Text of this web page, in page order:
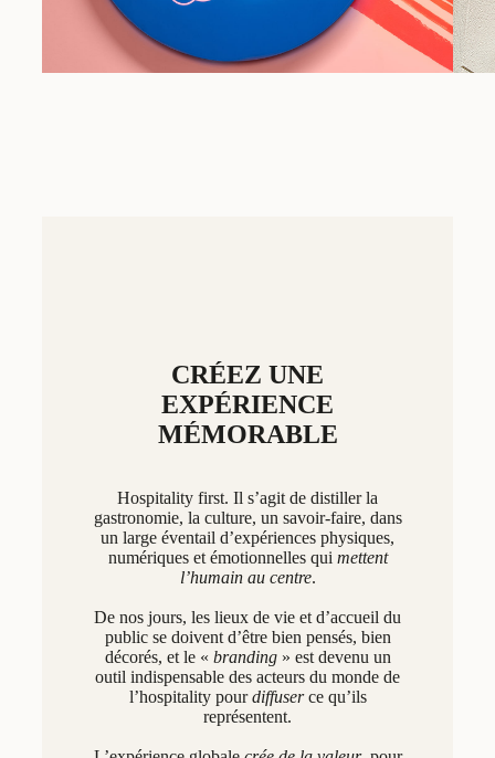
CRÉEZ UNE
EXPÉRIENCE
MÉMORABLE
Hospitality first. Il s’agit de distiller la
gastronomie, la culture, un savoir-faire, dans
un large éventail d’expériences physiques,
numériques et émotionnelles qui mettent
l’humain au centre.
De nos jours, les lieux de vie et d’accueil du
public se doivent d’être bien pensés, bien
décorés, et le « branding» est devenu un
outil indispensable des acteurs du monde de
l’hospitality pourdiffuserce qu’ils
représentent.